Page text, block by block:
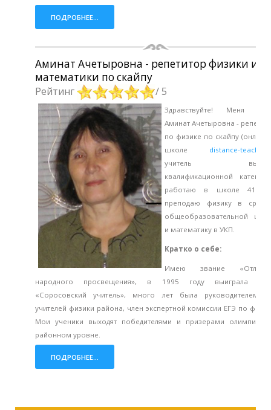
ПОДРОБНЕЕ...
Аминат Ачетыровна - репетитор физики и
математики по скайпу
Рейтинг / 5
Здравствуйте! Меня
Аминат Ачетыровна -
по физике по скайпу
школе distance-
учитель
квалификационной
работаю в школе 41
преподаю физику в
общеобразовательной
и математику в УКП.
Кратко о себе:
Имею звание
народного просвещения», в 1995 году выиграла
«Соросовский учитель», много лет была руководителем
учителей физики района, член экспертной комиссии ЕГЭ по
Мои ученики выходят победителями и призерами олимпиад
районном уровне.
ПОДРОБНЕЕ...